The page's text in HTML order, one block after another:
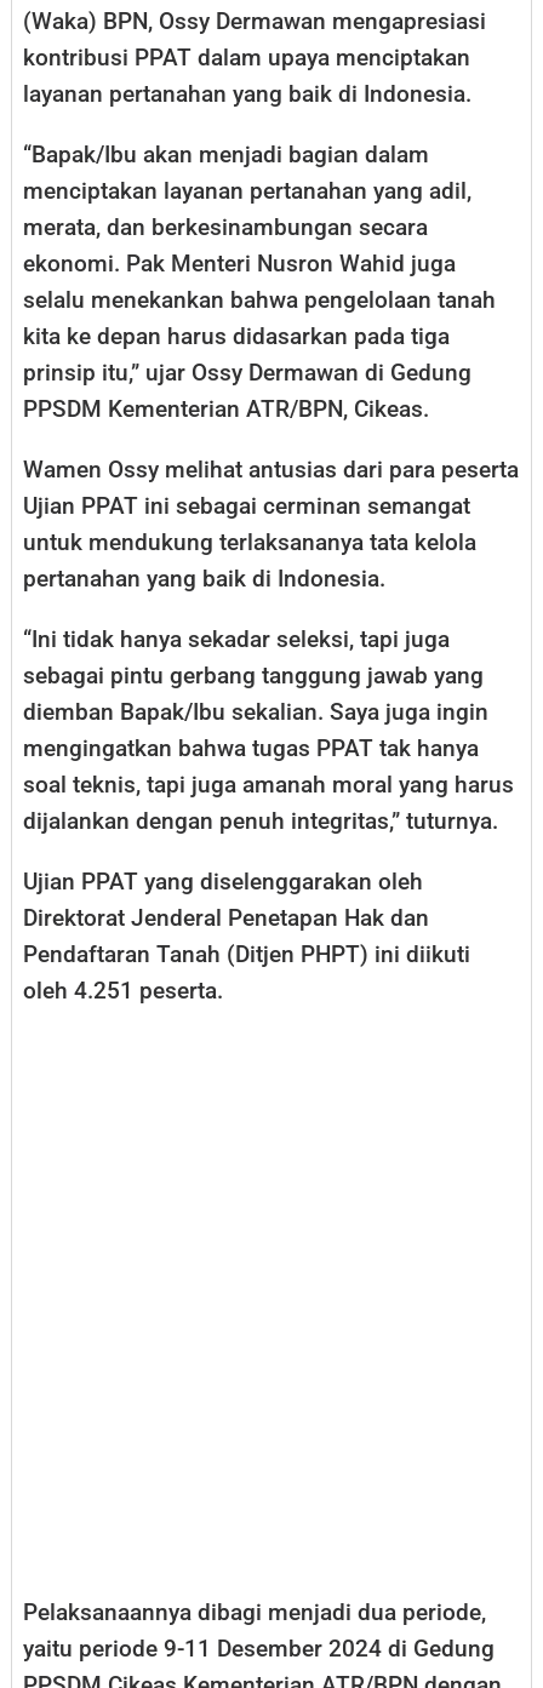
(Waka) BPN, Ossy Dermawan mengapresiasi
kontribusi PPAT dalam upaya menciptakan
layanan pertanahan yang baik di Indonesia.
“Bapak/Ibu akan menjadi bagian dalam
menciptakan layanan pertanahan yang adil,
merata, dan berkesinambungan secara
ekonomi. Pak Menteri Nusron Wahid juga
selalu menekankan bahwa pengelolaan tanah
kita ke depan harus didasarkan pada tiga
prinsip itu,” ujar Ossy Dermawan di Gedung
PPSDM Kementerian ATR/BPN, Cikeas.
Wamen Ossy melihat antusias dari para peserta
Ujian PPAT ini sebagai cerminan semangat
untuk mendukung terlaksananya tata kelola
pertanahan yang baik di Indonesia.
“Ini tidak hanya sekadar seleksi, tapi juga
sebagai pintu gerbang tanggung jawab yang
diemban Bapak/Ibu sekalian. Saya juga ingin
mengingatkan bahwa tugas PPAT tak hanya
soal teknis, tapi juga amanah moral yang harus
dijalankan dengan penuh integritas,” tuturnya.
Ujian PPAT yang diselenggarakan oleh
Direktorat Jenderal Penetapan Hak dan
Pendaftaran Tanah (Ditjen PHPT) ini diikuti
oleh 4.251 peserta.
Pelaksanaannya dibagi menjadi dua periode,
yaitu periode 9-11 Desember 2024 di Gedung